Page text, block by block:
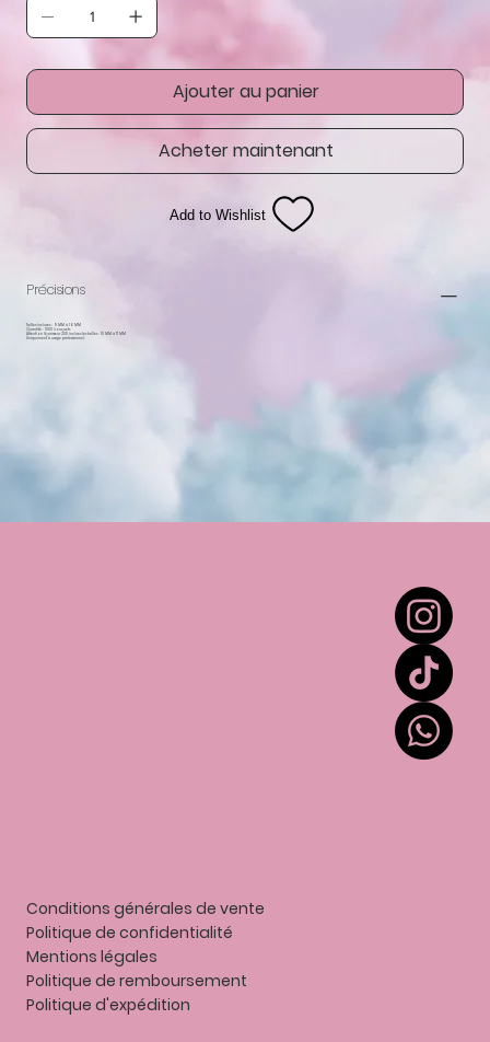
Ajouter au panier
Acheter maintenant
Add to Wishlist
Précisions
Tailles incluses : 9 MM à 16 MM
Quantité : 1000 bouquets
Attention l'épaisseur 20D inclues les tailles : 10 MM à 17 MM
Uniquement à usage professionnel.
Conditions générales de vente
Politique de confidentialité
Mentions légales
Politique de remboursement
Politique d'expédition